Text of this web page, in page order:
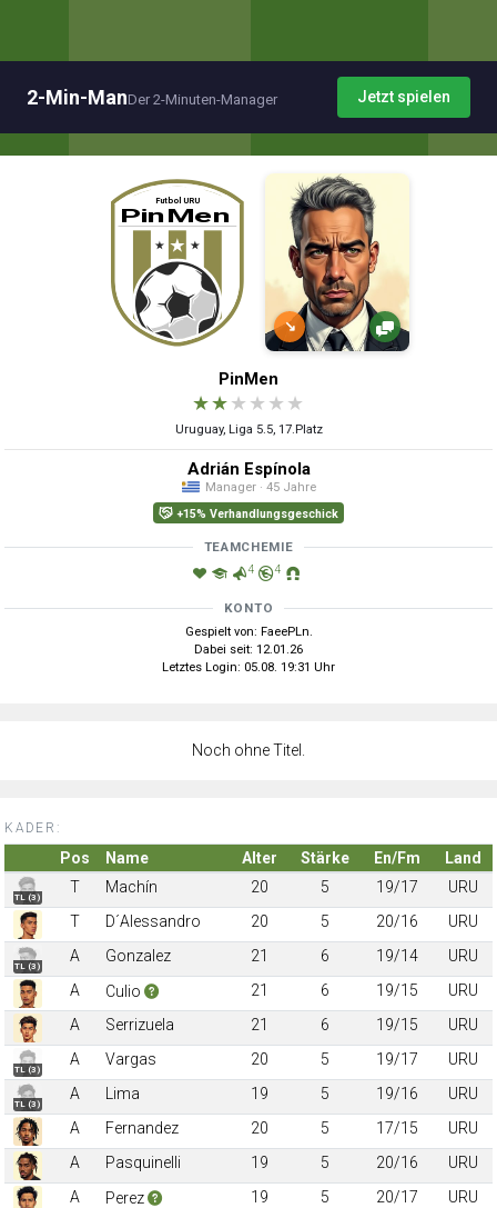
2-Min-ManDer 2-Minuten-Manager Jetzt spielen
↘
PinMen
★★★ ★ ★ ★
Uruguay, Liga 5.5, 17.Platz
Adrián Espínola
Manager · 45 Jahre
+15% Verhandlungsgeschick
TEAMCHEMIE
4 4
KONTO
Gespielt von: FaeePLn.
Dabei seit: 12.01.26
Letztes Login: 05.08. 19:31 Uhr
Noch ohne Titel.
KADER:
Pos Name Alter Stärke En/Fm Land
TL (3)
T Machín 20 5 19/17
URU
T
D´Alessandro 20 5 20/16 URU
TL (3)
A Gonzalez 21 6 19/14
URU
A
Culio 21 6 19/15
URU
A
Serrizuela 21 6 19/15 URU
TL (3)
A Vargas 20 5 19/17 URU
TL (3)
A Lima 19 5 19/16
URU
A
Fernandez 20 5 17/15
URU
A
Pasquinelli 19 5 20/16
URU
A
Perez 19 5 20/17 URU